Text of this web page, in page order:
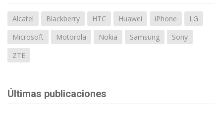
Alcatel Blackberry HTC Huawei iPhone
LG
Microsoft
Motorola Nokia Samsung
Sony
ZTE
Últimas publicaciones